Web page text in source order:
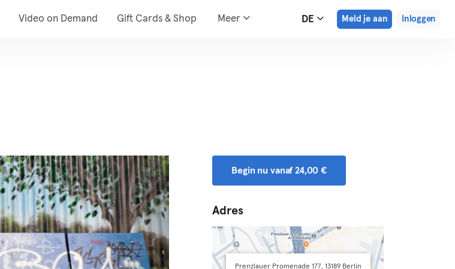
Video on Demand Gift Cards & Shop Meer DE Meld je aan Inloggen
Begin nu vanaf 24,00 €
Adres
Prenzlauer Promenade 177, 13189 Berlin